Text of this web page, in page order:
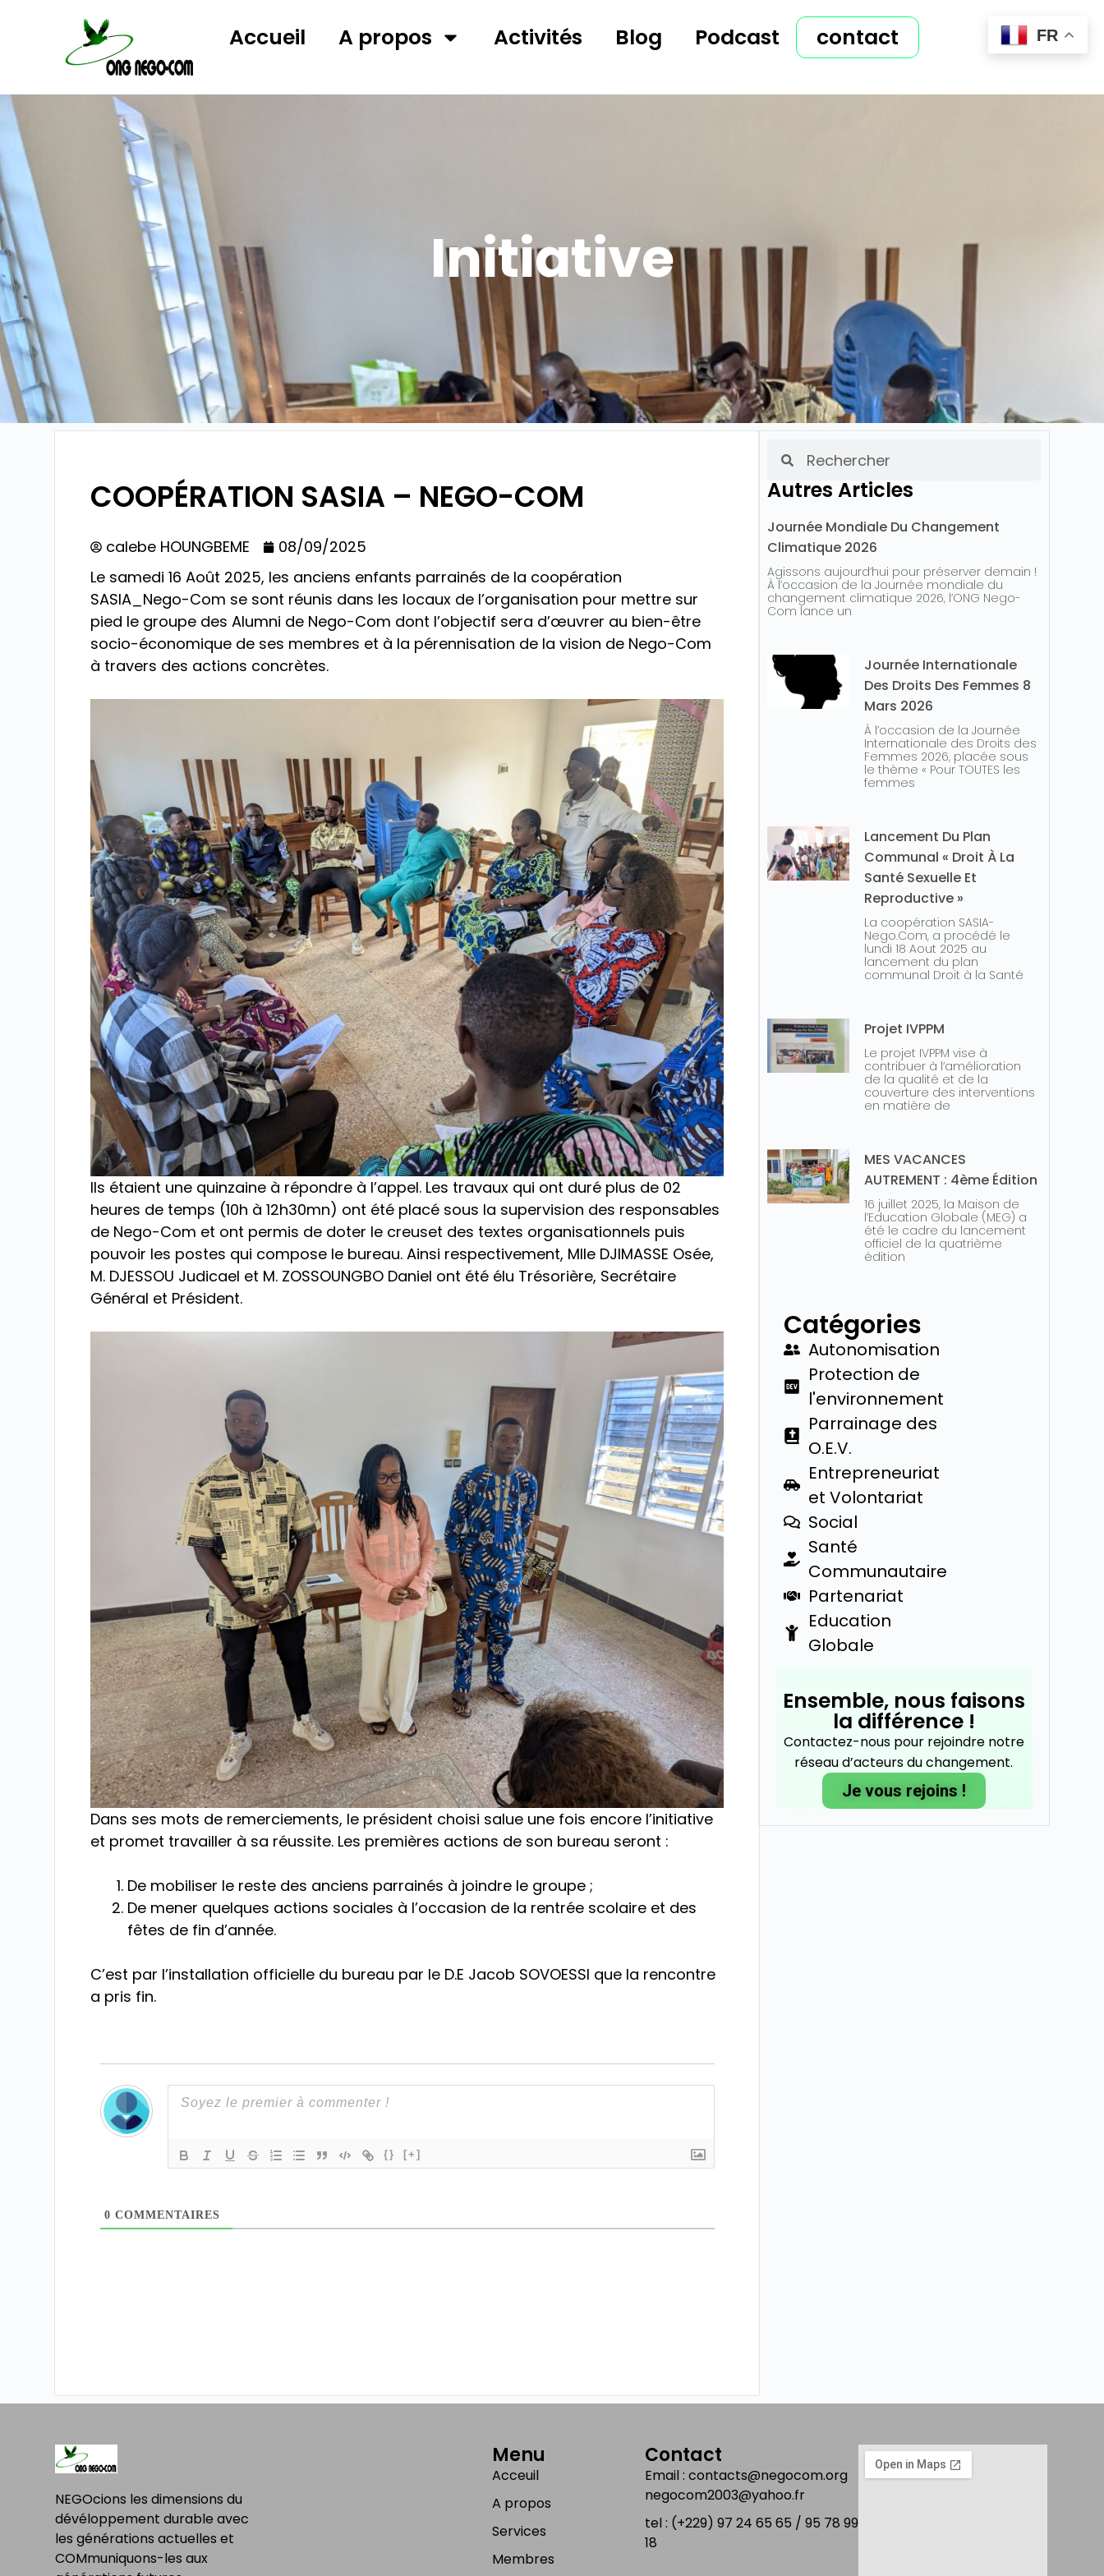
Accueil A propos Activités Blog Podcast contact
Initiative
COOPÉRATION SASIA – NEGO-COM
calebe HOUNGBEME
08/09/2025
Le samedi 16 Août 2025, les anciens enfants parrainés de la coopération
SASIA_Nego-Com se sont réunis dans les locaux de l’organisation pour mettre sur
pied le groupe des Alumni de Nego-Com dont l’objectif sera d’œuvrer au bien-être
socio-économique de ses membres et à la pérennisation de la vision de Nego-Com
à travers des actions concrètes.
Ils étaient une quinzaine à répondre à l’appel. Les travaux qui ont duré plus de 02
heures de temps (10h à 12h30mn) ont été placé sous la supervision des responsables
de Nego-Com et ont permis de doter le creuset des textes organisationnels puis
pouvoir les postes qui compose le bureau. Ainsi respectivement, Mlle DJIMASSE Osée,
M. DJESSOU Judicael et M. ZOSSOUNGBO Daniel ont été élu Trésorière, Secrétaire
Général et Président.
Dans ses mots de remerciements, le président choisi salue une fois encore l’initiative
et promet travailler à sa réussite. Les premières actions de son bureau seront :
De mobiliser le reste des anciens parrainés à joindre le groupe ;
De mener quelques actions sociales à l’occasion de la rentrée scolaire et des
fêtes de fin d’année.
C’est par l’installation officielle du bureau par le D.E Jacob SOVOESSI que la rencontre
a pris fin.
{} [+]
0 COMMENTAIRES
Autres Articles
Journée Mondiale Du Changement
Climatique 2026
Agissons aujourd’hui pour préserver demain !
À l’occasion de la Journée mondiale du
changement climatique 2026, l’ONG Nego-
Com lance un
Journée Internationale
Des Droits Des Femmes 8
Mars 2026
À l’occasion de la Journée
Internationale des Droits des
Femmes 2026, placée sous
le thème « Pour TOUTES les
femmes
Lancement Du Plan
Communal « Droit À La
Santé Sexuelle Et
Reproductive »
La coopération SASIA-
Nego.Com, a procédé le
lundi 18 Aout 2025 au
lancement du plan
communal Droit à la Santé
Projet IVPPM
Le projet IVPPM vise à
contribuer à l’amélioration
de la qualité et de la
couverture des interventions
en matière de
MES VACANCES
AUTREMENT : 4ème Édition
16 juillet 2025, la Maison de
l’Education Globale (MEG) a
été le cadre du lancement
officiel de la quatrième
édition
Catégories
Autonomisation
Protection de
l'environnement
Parrainage des
O.E.V.
Entrepreneuriat
et Volontariat
Social
Santé
Communautaire
Partenariat
Education
Globale
Ensemble, nous faisons
la différence !
Contactez-nous pour rejoindre notre
réseau d’acteurs du changement.
Je vous rejoins !
NEGOcions les dimensions du
dévéloppement durable avec
les générations actuelles et
COMmuniquons-les aux
Menu
Acceuil
A propos
Services
Membres
Contact
Email : contacts@negocom.org
negocom2003@yahoo.fr
tel : (+229) 97 24 65 65 / 95 78 99
18
FR